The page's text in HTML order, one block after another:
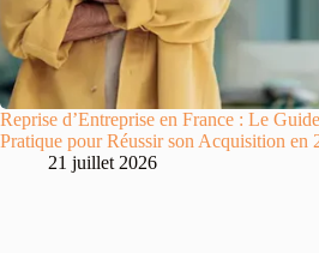
Reprise d’Entreprise en France : Le
Pratique pour Réussir son Acquisition en
21 juillet 2026